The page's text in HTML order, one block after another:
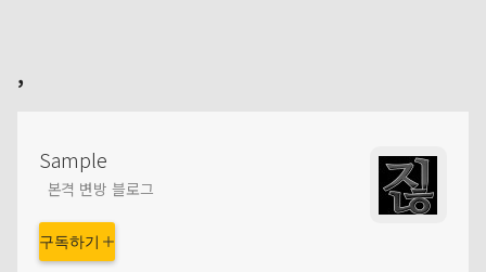
,
Sample
본격 변방 블로그
구독하기